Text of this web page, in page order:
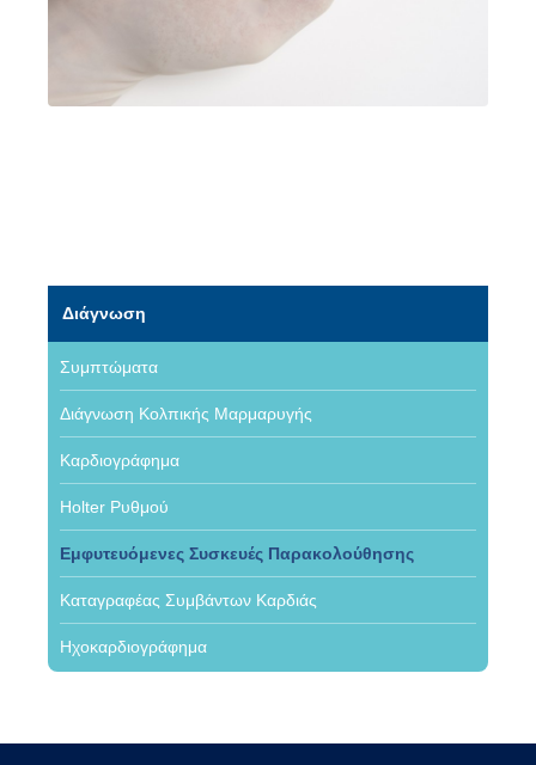
Διάγνωση
Συμπτώματα
Διάγνωση Κολπικής Μαρμαρυγής
Καρδιογράφημα
Holter Ρυθμού
Εμφυτευόμενες Συσκευές Παρακολούθησης
Καταγραφέας Συμβάντων Καρδιάς
Ηχοκαρδιογράφημα